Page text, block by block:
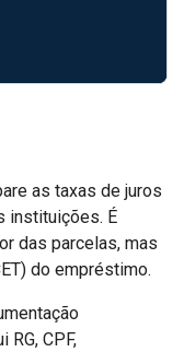
as taxas de juros
instituições. É
das parcelas, mas
do empréstimo.
RG, CPF,